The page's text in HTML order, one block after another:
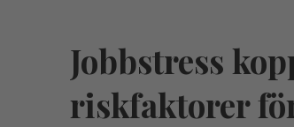
Jobbstress
riskfaktorer